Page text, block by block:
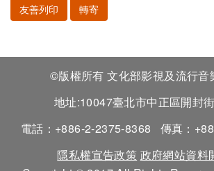
友善列印 轉寄
©版權所有 文化部影視及流行音
地址:10047臺北市中正區開封
電話：+886-2-2375-8368
傳真：
隱私權宣告政策 政府網站資料